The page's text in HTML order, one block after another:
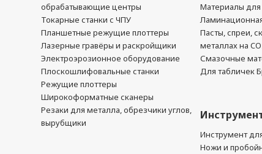
обрабатывающие центры
Токарные станки с ЧПУ
Планшетные режущие плоттеры
Лазерные гравёры и раскройщики
Электроэрозионное оборудование
Плоскошлифовальные станки
Режущие плоттеры
Широкоформатные сканеры
Резаки для металла, обрезчики углов,
вырубщики
Материалы для
Пасты, спреи,
металлах на
Смазочные
Для табличек
Инструмент
Ножи и